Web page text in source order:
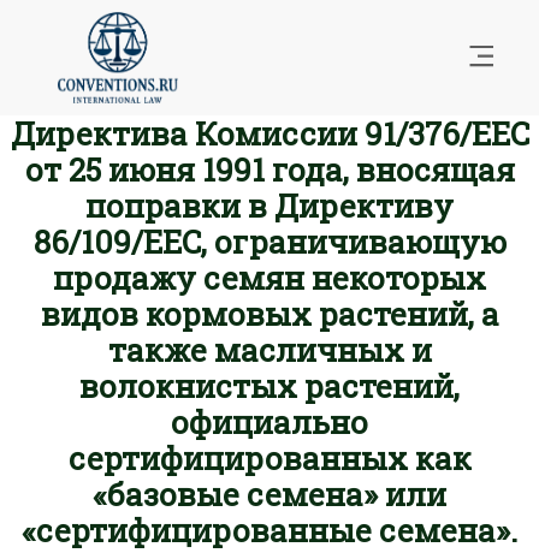
Директива Комиссии 91/376/EEC
от 25 июня 1991 года, вносящая
поправки в Директиву
86/109/EEC, ограничивающую
продажу семян некоторых
видов кормовых растений, а
также масличных и
волокнистых растений,
официально
сертифицированных как
«базовые семена» или
«сертифицированные семена».